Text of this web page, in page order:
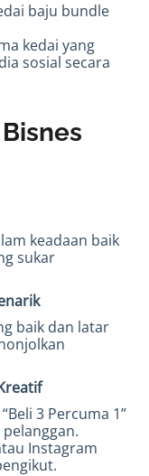
baju bundle
kedai yang
sosial secara
keadaan baik
sukar
baik dan latar
3 Percuma 1”
Instagram